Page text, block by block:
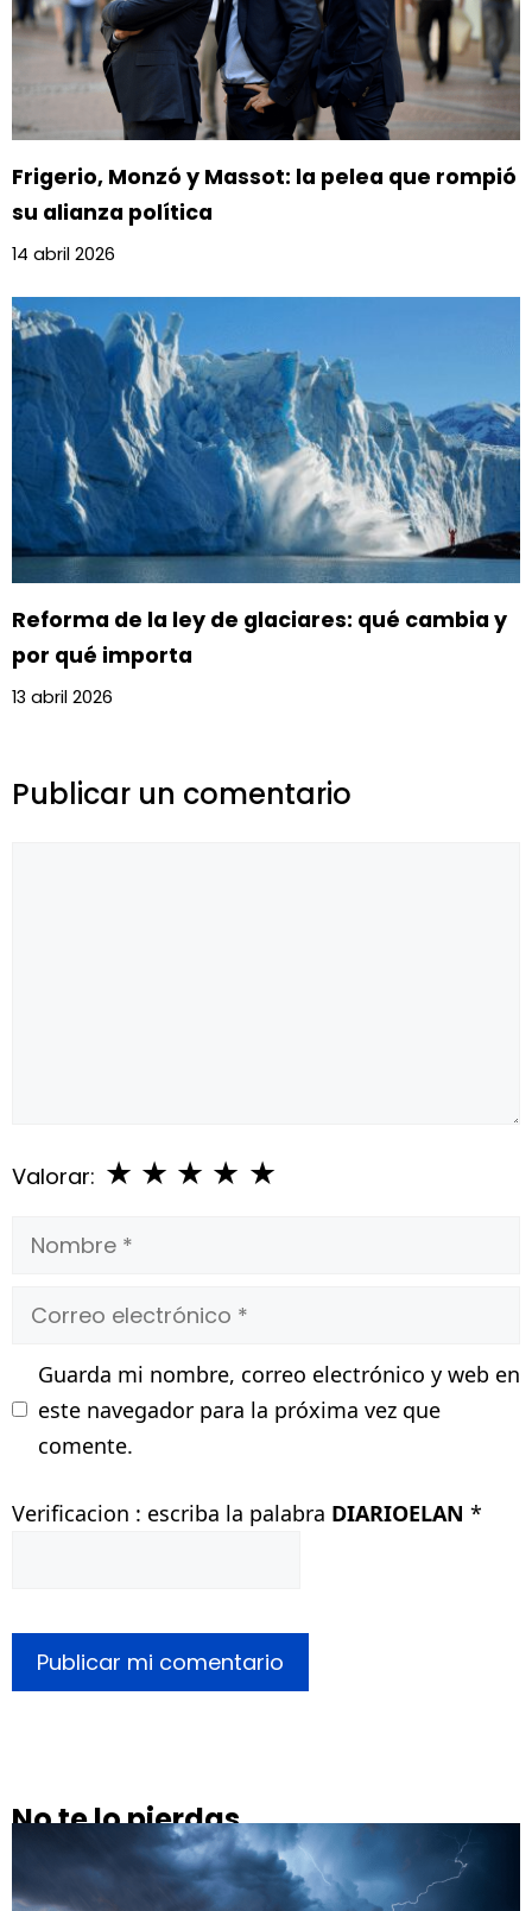
Frigerio, Monzó y Massot: la pelea que rompió
su alianza política
14 abril 2026
Reforma de la ley de glaciares: qué cambia y
por qué importa
13 abril 2026
Publicar un comentario
Valorar: ★
★
★
★
★
Nombre
Correo
Guarda mi nombre, correo electrónico y web en
este navegador para la próxima vez que
comente.
Verificacion : escriba la palabra DIARIOELAN *
No te lo pierdas